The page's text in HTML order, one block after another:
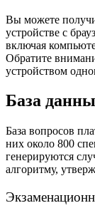
Вы можете
устройстве с
включая
Обратите
устройством
База
База вопросов
них около 800
генерируются
алгоритму,